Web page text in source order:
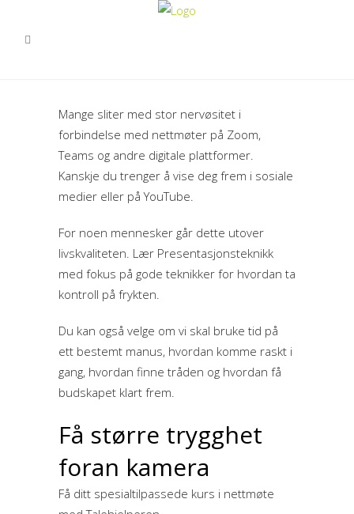
Mange sliter med stor nervøsitet i
forbindelse med nettmøter på Zoom,
Teams og andre digitale plattformer.
Kanskje du trenger å vise deg frem i sosiale
medier eller på YouTube.
For noen mennesker går dette utover
livskvaliteten. Lær Presentasjonsteknikk
med fokus på gode teknikker for hvordan ta
kontroll på frykten.
Du kan også velge om vi skal bruke tid på
ett bestemt manus, hvordan komme raskt i
gang, hvordan finne tråden og hvordan få
budskapet klart frem.
Få større trygghet
foran kamera
Få ditt spesialtilpassede kurs i nettmøte